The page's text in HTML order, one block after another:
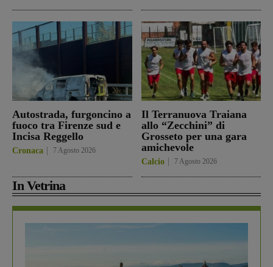
Autostrada, furgoncino a
fuoco tra Firenze sud e
Incisa Reggello
Cronaca 7 Agosto 2026
Il Terranuova Traiana
allo “Zecchini” di
Grosseto per una gara
amichevole
Calcio 7 Agosto 2026
In Vetrina